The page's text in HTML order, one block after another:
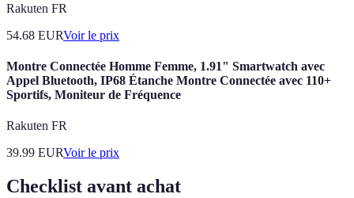
Rakuten FR
54.68 EURVoir le prix
Montre Connectée Homme Femme, 1.91" Smartwatch avec
Appel Bluetooth, IP68 Étanche Montre Connectée avec 110+
Sportifs, Moniteur de Fréquence
Rakuten FR
39.99 EURVoir le prix
Checklist avant achat